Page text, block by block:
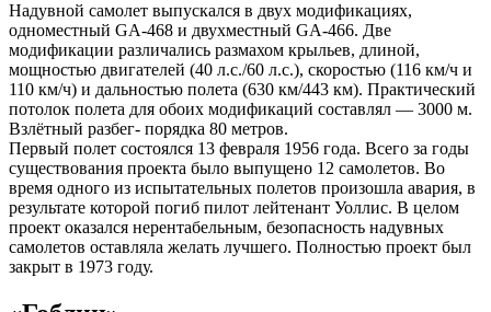
Надувной самолет выпускался в двух модификациях,
одноместный GA-468 и двухместный GA-466. Две
модификации различались размахом крыльев, длиной,
мощностью двигателей (40 л.с./60 л.с.), скоростью (116 км/ч и
110 км/ч) и дальностью полета (630 км/443 км). Практический
потолок полета для обоих модификаций составлял — 3000 м.
Взлётный разбег- порядка 80 метров.
Первый полет состоялся 13 февраля 1956 года. Всего за годы
существования проекта было выпущено 12 самолетов. Во
время одного из испытательных полетов произошла авария, в
результате которой погиб пилот лейтенант Уоллис. В целом
проект оказался нерентабельным, безопасность надувных
самолетов оставляла желать лучшего. Полностью проект был
закрыт в 1973 году.